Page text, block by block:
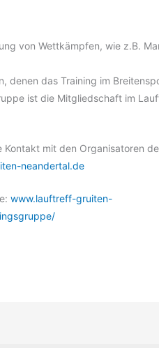
von Wettkämpfen, wie z.B.
denen das Training im
ist die Mitgliedschaft im
Kontakt mit den Organisatoren
neandertal.de
www.lauftreff-gruiten-